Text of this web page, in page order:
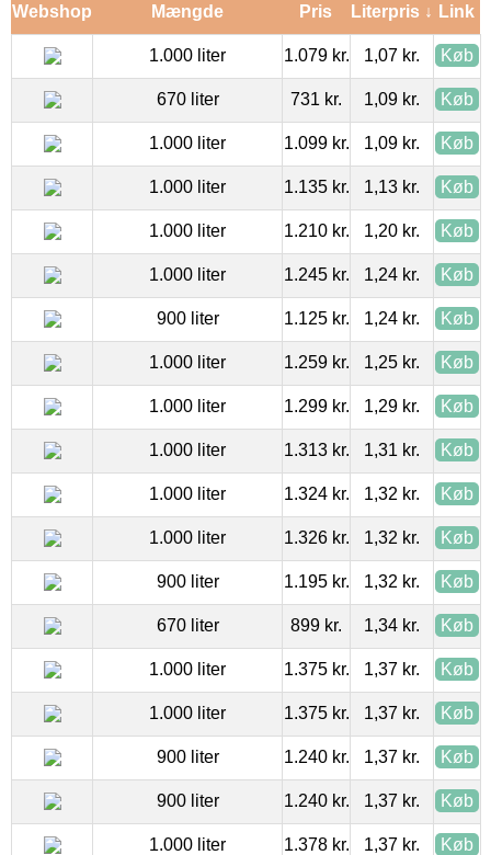
Webshop Mængde Pris Literpris ↓ Link
1.000 liter 1.079 kr. 1,07 kr. Køb
670 liter 731 kr. 1,09 kr. Køb
1.000 liter 1.099 kr. 1,09 kr. Køb
1.000 liter 1.135 kr. 1,13 kr. Køb
1.000 liter 1.210 kr. 1,20 kr. Køb
1.000 liter 1.245 kr. 1,24 kr. Køb
900 liter 1.125 kr. 1,24 kr. Køb
1.000 liter 1.259 kr. 1,25 kr. Køb
1.000 liter 1.299 kr. 1,29 kr. Køb
1.000 liter 1.313 kr. 1,31 kr. Køb
1.000 liter 1.324 kr. 1,32 kr. Køb
1.000 liter 1.326 kr. 1,32 kr. Køb
900 liter 1.195 kr. 1,32 kr. Køb
670 liter 899 kr. 1,34 kr. Køb
1.000 liter 1.375 kr. 1,37 kr. Køb
1.000 liter 1.375 kr. 1,37 kr. Køb
900 liter 1.240 kr. 1,37 kr. Køb
900 liter 1.240 kr. 1,37 kr. Køb
1.000 liter 1.378 kr. 1,37 kr. Køb